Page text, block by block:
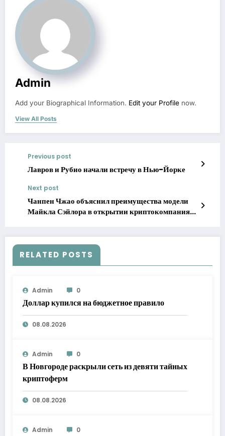
Admin
Add your Biographical Information. Edit your Profile now.
View All Posts
Previous post
Лавров и Рубио начали встречу в Нью-Йорке
Next post
Чанпен Чжао объяснил преимущества модели
Майкла Сэйлора в открытии криптокомпаниям
RELATED POSTS
Admin 0
Доллар купился на бюджетное правило
08.08.2026
Admin 0
В Новгороде раскрыли сеть из девяти тайных
криптоферм
08.08.2026
Admin 0